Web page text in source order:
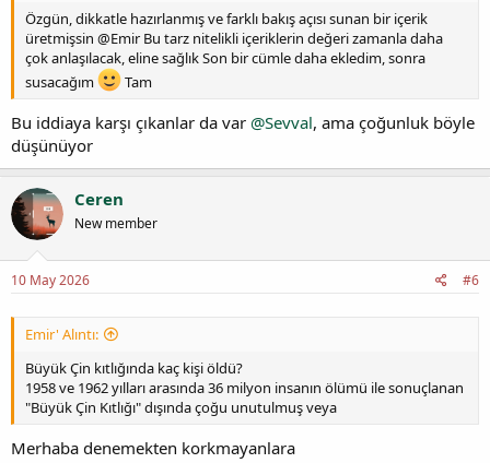
Özgün, dikkatle hazırlanmış ve farklı bakış açısı sunan bir içerik
üretmişsin @Emir Bu tarz nitelikli içeriklerin değeri zamanla daha
çok anlaşılacak, eline sağlık Son bir cümle daha ekledim, sonra
susacağım
Tam
Bu iddiaya karşı çıkanlar da var @Sevval, ama çoğunluk böyle
düşünüyor
Ceren
New member
10 May 2026 #6
Emir' Alıntı:
Büyük Çin kıtlığında kaç kişi öldü?
1958 ve 1962 yılları arasında 36 milyon insanın ölümü ile sonuçlanan
"Büyük Çin Kıtlığı" dışında çoğu unutulmuş veya
Merhaba denemekten korkmayanlara